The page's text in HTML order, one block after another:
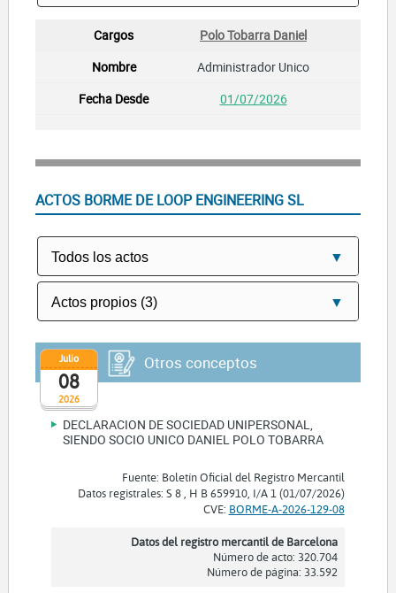
Polo Tobarra Daniel
Administrador Unico
01/07/2026
ACTOS BORME DE LOOP ENGINEERING SL
2026
Julio
08
Otros conceptos
DECLARACION DE SOCIEDAD UNIPERSONAL,
SIENDO SOCIO UNICO DANIEL POLO TOBARRA
Fuente: Boletín Oficial del Registro Mercantil
Datos registrales: S 8 , H B 659910, I/A 1 (01/07/2026)
CVE: BORME-A-2026-129-08
Datos del registro mercantil de Barcelona
Número de acto: 320.704
Número de página: 33.592